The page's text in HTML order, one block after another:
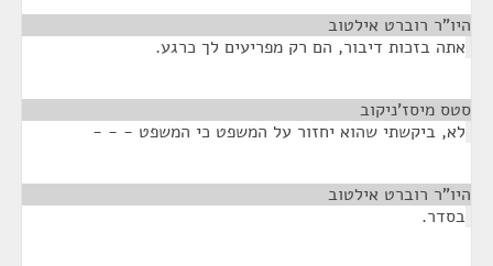
היו"ר רוברט אילטוב
אתה בזכות דיבור, הם רק מפריעים לך כרגע.
סטס מיסז'ניקוב
לא, ביקשתי שהוא יחזור על המשפט כי המשפט - - -
היו"ר רוברט אילטוב
בסדר.